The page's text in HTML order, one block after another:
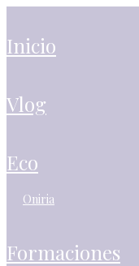
inicio
vlog
eco
oniria
formaciones